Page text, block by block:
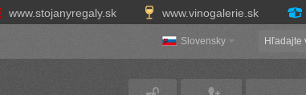
www.stojanyregaly.sk www.vinogalerie.sk
Slovensky